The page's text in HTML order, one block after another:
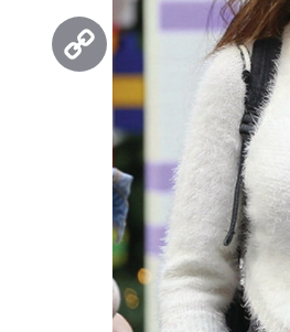
Threads
Copy
Link